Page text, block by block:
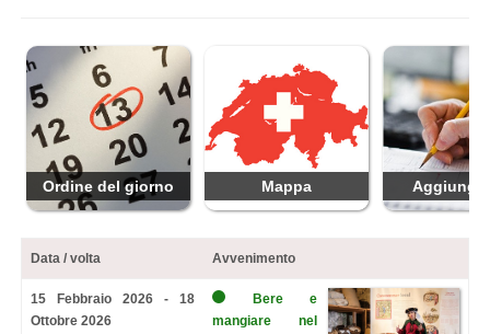
Ordine del giorno Mappa Aggiungi
Data / volta Avvenimento
15 Febbraio 2026 - 18
Ottobre 2026
Bere e
mangiare nel